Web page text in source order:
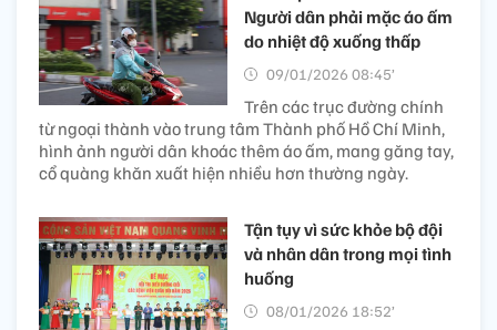
Người dân phải mặc áo ấm
do nhiệt độ xuống thấp
09/01/2026 08:45’
Trên các trục đường chính
từ ngoại thành vào trung tâm Thành phố Hồ Chí Minh,
hình ảnh người dân khoác thêm áo ấm, mang găng tay,
cổ quàng khăn xuất hiện nhiều hơn thường ngày.
Tận tụy vì sức khỏe bộ đội
và nhân dân trong mọi tình
huống
08/01/2026 18:52’